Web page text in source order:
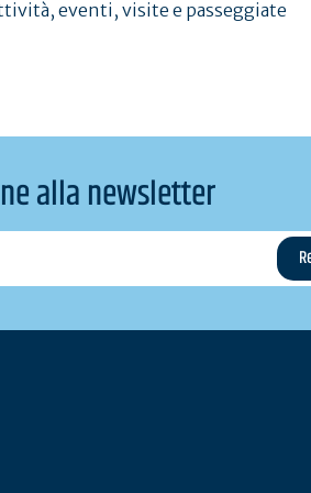
eventi, visite e passeggiate
alla newsletter